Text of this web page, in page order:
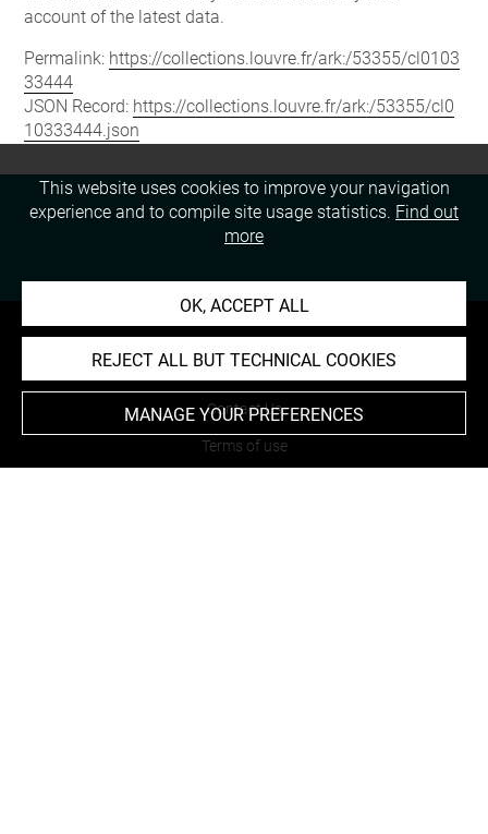
account of the latest data.
Permalink: https://collections.louvre.fr/ark:/53355/cl0103
33444
JSON Record: https://collections.louvre.fr/ark:/53355/cl0
10333444.json
About
Contact Us
Terms of use
This website uses cookies to improve your navigation
experience and to compile site usage statistics. Find out
more
OK, ACCEPT ALL
REJECT ALL BUT TECHNICAL COOKIES
MANAGE YOUR PREFERENCES